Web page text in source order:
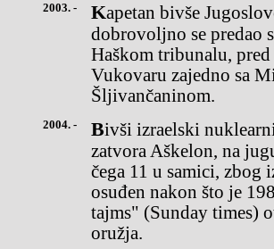
2003. - Kapetan bivše Jugoslovenske narodne armije Miroslav Radić
dobrovoljno se predao
Haškom tribunalu,
Vukovaru zajedno sa
Šljivančaninom.
2004. - Bivši izraelski nuklearni tehničar Mordehaj Vanunuizašao je iz
zatvora Aškelon, na
čega 11 u samici, zbog
osuđen nakon što je
tajms" (Sunday times)
oružja.